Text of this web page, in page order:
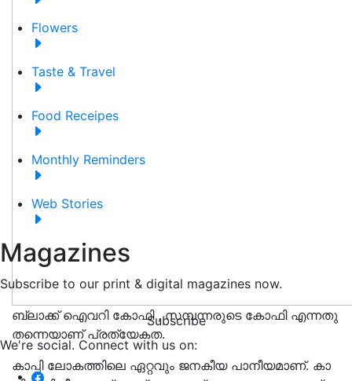
Flowers
Taste & Travel
Food Receipes
Monthly Reminders
Web Stories
Magazines
Subscribe to our print & digital magazines now.
Subscribe
We're social. Connect with us on:
ബ്ലാക്ക് ഐവറി കോഫി , സമ്പന്നരുടെ കോഫി എന്നതു
തന്നെയാണ് പ്രത്യേകത.
കാപ്പി ലോ​ക​ത്തി​ലെ ഏ​റ്റ​വും ജ​ന​കീ​യ ​പാ​നീ​യ​മാ​ണ്. ​കാ​